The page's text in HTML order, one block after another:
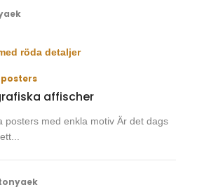
affischer
posters med enkla motiv Är det dags